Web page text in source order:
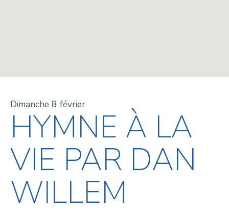
Dimanche 8 février
HYMNE À LA
VIE PAR DAN
WILLEM